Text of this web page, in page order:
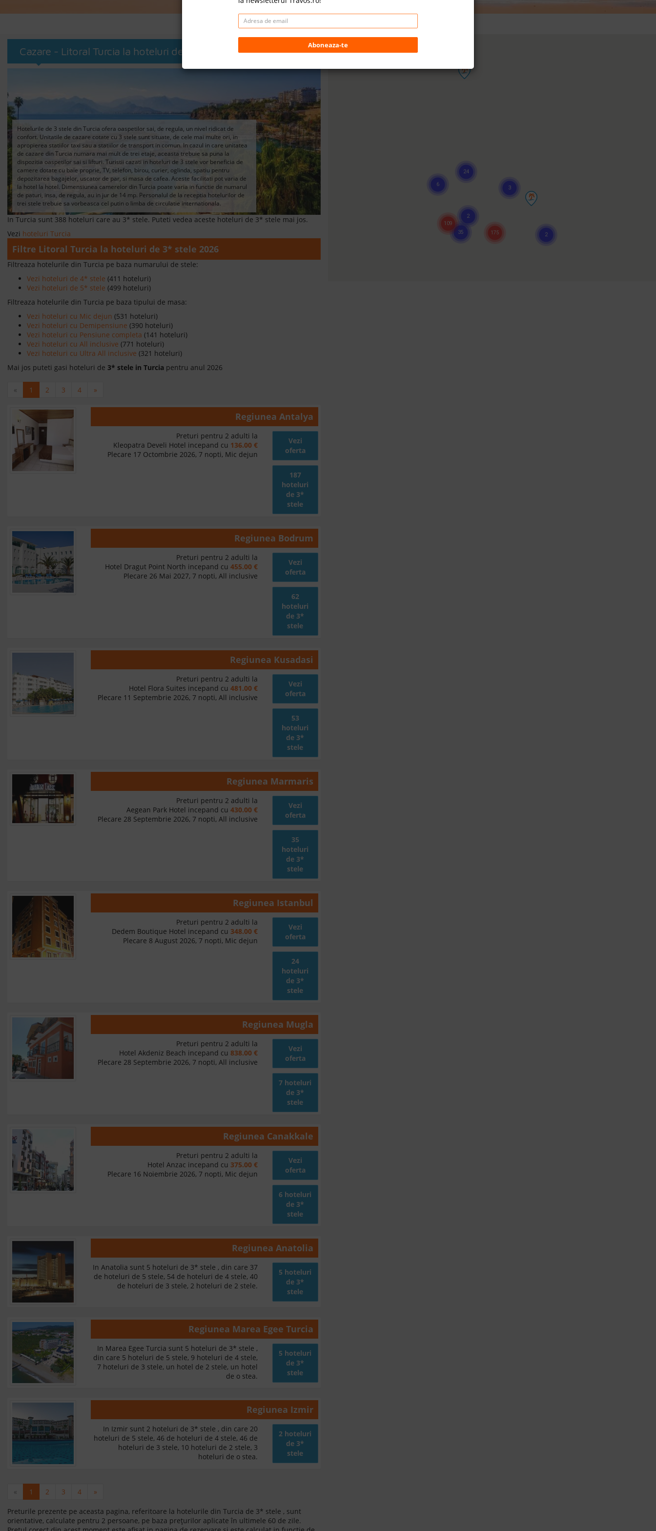
Oferte Cazare - Litoral Turcia la hoteluri de 3* stele ☀️ 2027
Cazare - Litoral Turcia la hoteluri de 3* stele 2026
Hotelurile de 3 stele din Turcia ofera oaspetilor sai, de regula, un nivel ridicat de
confort. Unitatile de cazare cotate cu 3 stele sunt situate, de cele mai multe ori, in
apropierea statiilor taxi sau a statiilor de transport in comun. In cazul in care unitatea
de cazare din Turcia numara mai mult de trei etaje, aceasta trebuie sa puna la
dispozitia oaspetilor sai si lifturi. Turistii cazati in hoteluri de 3 stele vor beneficia de
camere dotate cu baie proprie, TV, telefon, birou, curier, oglinda, spatiu pentru
depozitarea bagajelor, uscator de par, si masa de cafea. Aceste facilitati pot varia de
la hotel la hotel. Dimensiunea camerelor din Turcia poate varia in functie de numarul
de paturi, insa, de regula, au in jur de 14 mp. Personalul de la receptia hotelurilor de
trei stele trebuie sa vorbeasca cel putin o limba de circulatie internationala.
In Turcia sunt 388 hoteluri care au 3* stele. Puteti vedea aceste hoteluri de 3* stele mai jos.
Vezi hoteluri Turcia
Filtre Litoral Turcia la hoteluri de 3* stele 2026
Filtreaza hotelurile din Turcia pe baza numarului de stele:
Vezi hoteluri de 4* stele (411 hoteluri)
Vezi hoteluri de 5* stele (499 hoteluri)
Filtreaza hotelurile din Turcia pe baza tipului de masa:
Vezi hoteluri cu Mic dejun (531 hoteluri)
Vezi hoteluri cu Demipensiune (390 hoteluri)
Vezi hoteluri cu Pensiune completa (141 hoteluri)
Vezi hoteluri cu All inclusive (771 hoteluri)
Vezi hoteluri cu Ultra All inclusive (321 hoteluri)
Mai jos puteti gasi hoteluri de 3* stele in Turcia pentru anul 2026
« 1 2 3 4 »
Regiunea Antalya
Preturi pentru 2 adulti la
Kleopatra Develi Hotel incepand cu 136.00 €
Plecare 17 Octombrie 2026, 7 nopti, Mic dejun
Vezi
oferta
187
hoteluri
de 3*
stele
Regiunea Bodrum
Preturi pentru 2 adulti la
Hotel Dragut Point North incepand cu 455.00 €
Plecare 26 Mai 2027, 7 nopti, All inclusive
Vezi
oferta
62
hoteluri
de 3*
stele
Regiunea Kusadasi
Preturi pentru 2 adulti la
Hotel Flora Suites incepand cu 481.00 €
Plecare 11 Septembrie 2026, 7 nopti, All inclusive
Vezi
oferta
53
hoteluri
de 3*
stele
Regiunea Marmaris
Preturi pentru 2 adulti la
Aegean Park Hotel incepand cu 430.00 €
Plecare 28 Septembrie 2026, 7 nopti, All inclusive
Vezi
oferta
35
hoteluri
de 3*
stele
Regiunea Istanbul
Preturi pentru 2 adulti la
Dedem Boutique Hotel incepand cu 348.00 €
Plecare 8 August 2026, 7 nopti, Mic dejun
Vezi
oferta
24
hoteluri
de 3*
stele
Regiunea Mugla
Preturi pentru 2 adulti la
Hotel Akdeniz Beach incepand cu 838.00 €
Plecare 28 Septembrie 2026, 7 nopti, All inclusive
Vezi
oferta
7 hoteluri
de 3*
stele
Regiunea Canakkale
Preturi pentru 2 adulti la
Hotel Anzac incepand cu 375.00 €
Plecare 16 Noiembrie 2026, 7 nopti, Mic dejun
Vezi
oferta
6 hoteluri
de 3*
stele
Regiunea Anatolia
In Anatolia sunt 5 hoteluri de 3* stele , din care 37
de hoteluri de 5 stele, 54 de hoteluri de 4 stele, 40
de hoteluri de 3 stele, 2 hoteluri de 2 stele.
5 hoteluri
de 3*
stele
Regiunea Marea Egee Turcia
In Marea Egee Turcia sunt 5 hoteluri de 3* stele ,
din care 5 hoteluri de 5 stele, 9 hoteluri de 4 stele,
7 hoteluri de 3 stele, un hotel de 2 stele, un hotel
de o stea.
5 hoteluri
de 3*
stele
Regiunea Izmir
In Izmir sunt 2 hoteluri de 3* stele , din care 20
hoteluri de 5 stele, 46 de hoteluri de 4 stele, 46 de
hoteluri de 3 stele, 10 hoteluri de 2 stele, 3
hoteluri de o stea.
2 hoteluri
de 3*
stele
« 1 2 3 4 »
Preturile prezente pe aceasta pagina, referitoare la hotelurile din Turcia de 3* stele , sunt
orientative, calculate pentru 2 persoane, pe baza prețurilor aplicate în ultimele 60 de zile.
Aboneaza-te